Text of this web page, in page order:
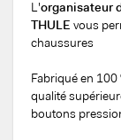
L'organisateur
THULE vous
chaussures
Fabriqué en
qualité
boutons